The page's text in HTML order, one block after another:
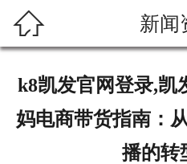
 新闻
k8凯发官网登录,凯
妈电商带货指南：
播的转